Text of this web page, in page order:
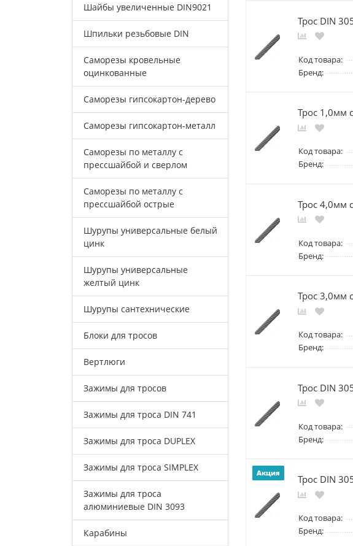
Трос DIN
Код товара:
Бренд:
Трос 1,0мм
Код товара:
Бренд:
Трос 4,0мм
Код товара:
Бренд:
Трос 3,0мм
Код товара:
Бренд:
Трос DIN
Код товара:
Бренд:
Акция Трос DIN
Код товара:
Бренд:
Шайбы увеличенные DIN9021
Шпильки резьбовые DIN
Саморезы кровельные
оцинкованные
Саморезы гипсокартон-дерево
Саморезы гипсокартон-металл
Саморезы по металлу с
прессшайбой и сверлом
Саморезы по металлу с
прессшайбой острые
Шурупы универсальные белый
цинк
Шурупы универсальные
желтый цинк
Шурупы сантехнические
Блоки для тросов
Вертлюги
Зажимы для тросов
Зажимы для троса DIN 741
Зажимы для троса DUPLEX
Зажимы для троса SIMPLEX
Зажимы для троса
алюминиевые DIN 3093
Карабины